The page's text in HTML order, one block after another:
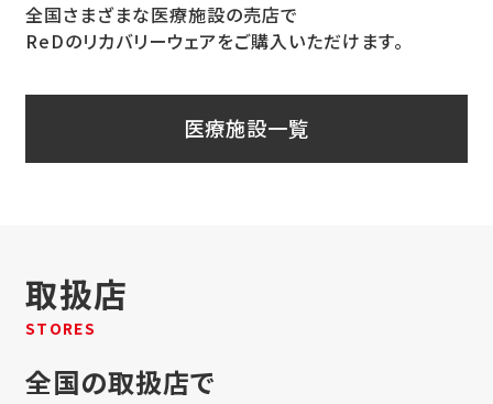
全国さまざまな医療施設の売店で
ReDのリカバリーウェアをご購入いただけます。
医療施設一覧
取扱店
STORES
全国の取扱店で